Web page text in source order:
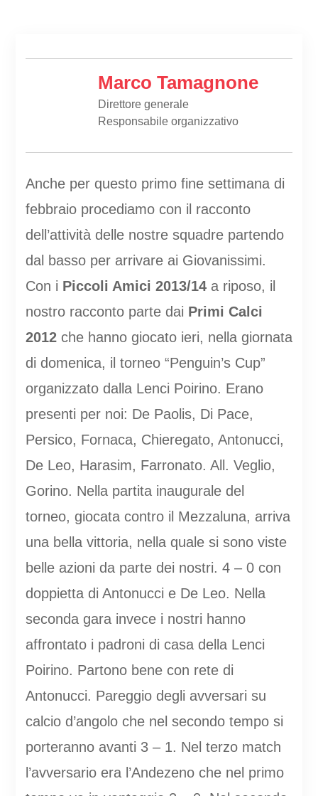
Marco Tamagnone
Direttore generale
Responsabile organizzativo
Anche per questo primo fine settimana di
febbraio procediamo con il racconto
dell’attività delle nostre squadre partendo
dal basso per arrivare ai Giovanissimi.
Con i Piccoli Amici 2013/14a riposo, il
nostro racconto parte dai Primi Calci
2012che hanno giocato ieri, nella giornata
di domenica, il torneo “Penguin’s Cup”
organizzato dalla Lenci Poirino. Erano
presenti per noi: De Paolis, Di Pace,
Persico, Fornaca, Chieregato, Antonucci,
De Leo, Harasim, Farronato. All. Veglio,
Gorino. Nella partita inaugurale del
torneo, giocata contro il Mezzaluna, arriva
una bella vittoria, nella quale si sono viste
belle azioni da parte dei nostri. 4 – 0 con
doppietta di Antonucci e De Leo. Nella
seconda gara invece i nostri hanno
affrontato i padroni di casa della Lenci
Poirino. Partono bene con rete di
Antonucci. Pareggio degli avversari su
calcio d’angolo che nel secondo tempo si
porteranno avanti 3 – 1. Nel terzo match
l’avversario era l’Andezeno che nel primo